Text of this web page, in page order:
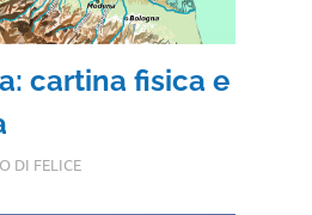
cartina fisica e
DI FELICE